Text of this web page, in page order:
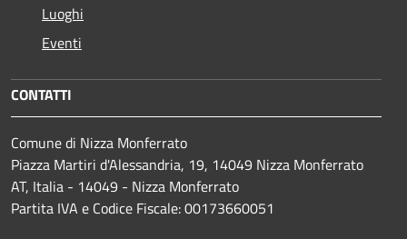
Luoghi
Eventi
CONTATTI
Comune di Nizza Monferrato
Piazza Martiri d'Alessandria, 19, 14049 Nizza Monferrato
AT, Italia - 14049 - Nizza Monferrato
Partita IVA e Codice Fiscale: 00173660051